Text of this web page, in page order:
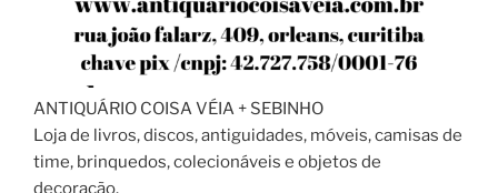
ANTIQUÁRIO COISA VÉIA + SEBINHO
Loja de livros, discos, antiguidades, móveis, camisas de
time, brinquedos, colecionáveis e objetos de
decoração.